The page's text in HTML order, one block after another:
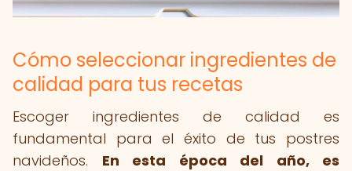
Cómo seleccionar ingredientes de
calidad para tus recetas
Escoger ingredientes de calidad es
fundamental para el éxito de tus postres
navideños. En esta época del año, es